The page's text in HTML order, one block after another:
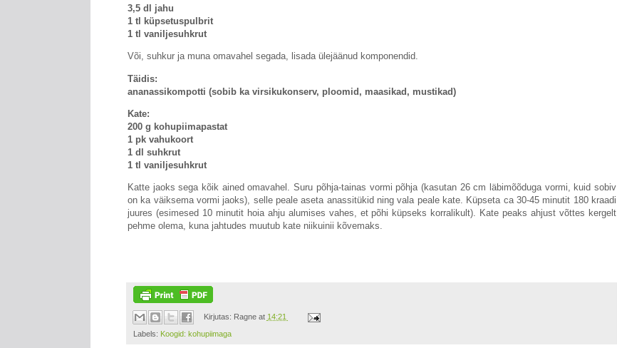
3,5 dl jahu
1 tl küpsetuspulbrit
1 tl vaniljesuhkrut
Või, suhkur ja muna omavahel segada, lisada ülejäänud komponendid.
Täidis:
ananassikompotti (sobib ka virsikukonserv, ploomid, maasikad, mustikad)
Kate:
200 g kohupiimapastat
1 pk vahukoort
1 dl suhkrut
1 tl vaniljesuhkrut
Katte jaoks sega kõik ained omavahel. Suru põhja-tainas vormi põhja (kasutan 26 cm läbimõõduga vormi, kuid sobiv
on ka väiksema vormi jaoks), selle peale aseta anassitükid ning vala peale kate. Küpseta ca 30-45 minutit 180 kraadi
juures (esimesed 10 minutit hoia ahju alumises vahes, et põhi küpseks korralikult). Kate peaks ahjust võttes kergelt
pehme olema, kuna jahtudes muutub kate niikuinii kõvemaks.
Kirjutas: Ragne at 14:21
Labels: Koogid: kohupiimaga